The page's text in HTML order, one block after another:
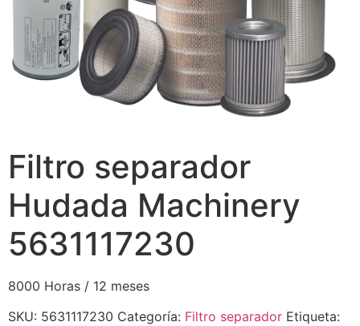
Filtro separador
Hudada Machinery
5631117230
8000 Horas / 12 meses
SKU: 5631117230 Categoría: Filtro separador Etiqueta: